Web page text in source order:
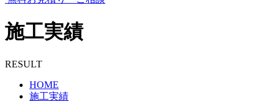
施工実績
RESULT
HOME
施工実績